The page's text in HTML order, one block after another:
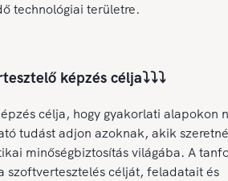
technológiai területre.
képzés célja⤵️⤵️⤵️
célja, hogy gyakorlati alapokon
tudást adjon azoknak, akik
minőségbiztosítás világába. A
szoftvertesztelés célját, feladatait és